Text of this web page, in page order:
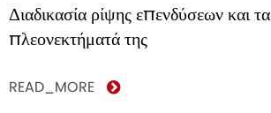
Διαδικασία ρίψης επενδύσεων και τα
πλεονεκτήματά της
READ_MORE